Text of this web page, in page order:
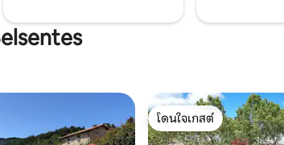
โดนใจเกสต์
โดนใจเกสต์